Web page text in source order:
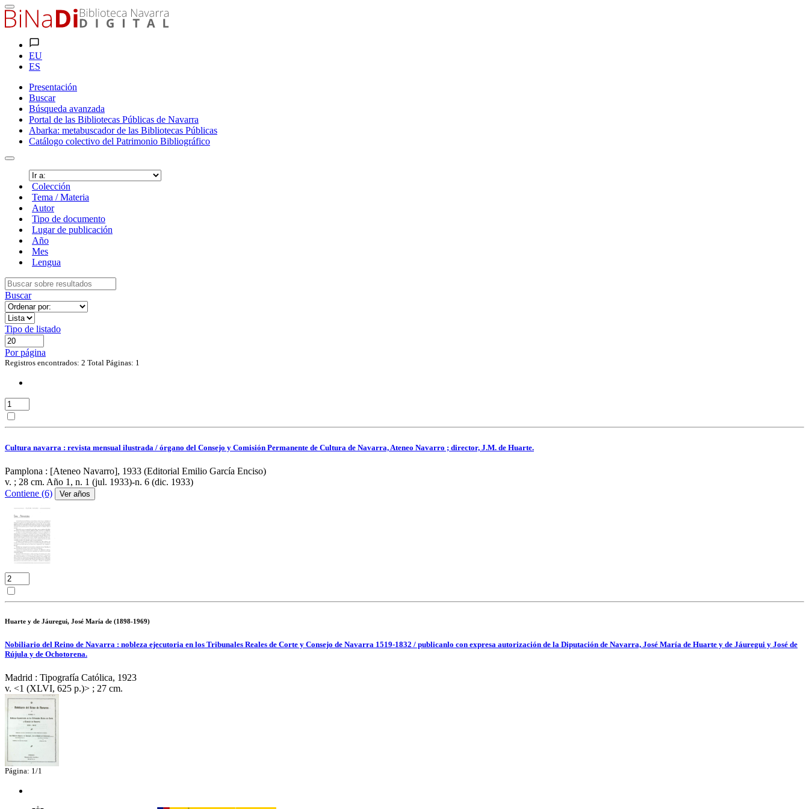
EU
ES
Presentación
Buscar
Búsqueda avanzada
Portal de las Bibliotecas Públicas de Navarra
Abarka: metabuscador de las Bibliotecas Públicas
Catálogo colectivo del Patrimonio Bibliográfico
Colección
Tema / Materia
Autor
Tipo de documento
Lugar de publicación
Año
Mes
Lengua
Buscar
Tipo de listado
Por página
Registros encontrados: 2 Total Páginas: 1
Cultura navarra : revista mensual ilustrada / órgano del Consejo y Comisión Permanente de Cultura de Navarra, Ateneo Navarro ; director, J.M. de Huarte.
Pamplona : [Ateneo Navarro], 1933 (Editorial Emilio García Enciso)
v. ; 28 cm. Año 1, n. 1 (jul. 1933)-n. 6 (dic. 1933)
Contiene (6)
Ver años
Huarte y de Jáuregui, José María de (1898-1969)
Nobiliario del Reino de Navarra : nobleza ejecutoria en los Tribunales Reales de Corte y Consejo de Navarra 1519-1832 / publicanlo con expresa autorización de la Diputación de Navarra, José María de Huarte y de Jáuregui y José de
Rújula y de Ochotorena.
Madrid : Tipografía Católica, 1923
v. <1 (XLVI, 625 p.)> ; 27 cm.
Página: 1/1